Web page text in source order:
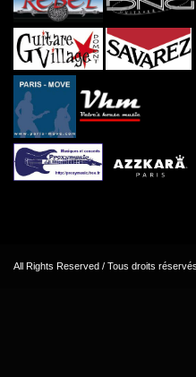
All Rights Reserved / Tous droits